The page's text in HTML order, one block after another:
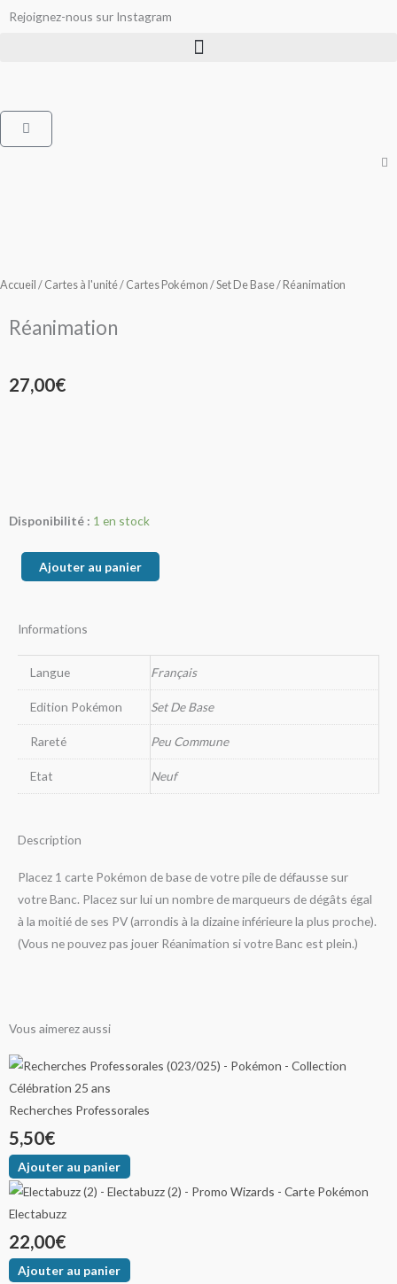
AllerRejoignez-nous sur Instagram
Panier
Accueil / Cartes à l'unité/ Cartes Pokémon /Set De Base/ Réanimation
Réanimation
27,00€
Disponibilité : 1 en stock
quantité
Réanimation
Ajouter au panier
Informations
Langue Français
Edition Pokémon Set De Base
Rareté Peu Commune
Etat Neuf
Description
Placez 1 carte Pokémon de base de votre pile de défausse sur
votre Banc. Placez sur lui un nombre de marqueurs de dégâts égal
à la moitié de ses PV (arrondis à la dizaine inférieure la plus proche).
(Vous ne pouvez pas jouer Réanimation si votre Banc est plein.)
Vous aimerez aussi
Recherches Professorales
5,50€
Ajouter au panier
Electabuzz
22,00€
Ajouter au panier
Plage
de
Ce
a
options